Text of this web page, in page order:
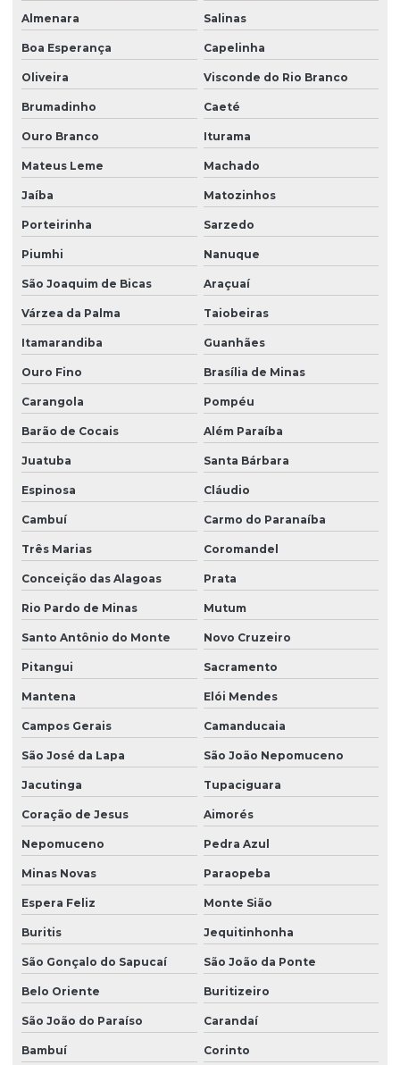
Equipe de plantio de grama especializada em rodovias
Equipe de plantio de grama especializada em taludes
Execução de projeto de paisagismo
Fabricante de árvores nativas
Fabricante de árvores nativas em são paulo
Fabricante de grama esmeralda em são paulo
Fabricante de grama santo agostinho
Fabricante de grama são carlos
Fornecedor de árvores nativas
Fornecedor de árvores nativas em são paulo
Fornecedor de grama batatais
Fornecedor de grama bermuda
Fornecedor de grama bermuda em paraná
Fornecedor de grama para campo de futebol em sp
Fornecedor de grama esmeralda
Fornecedor de grama esmeralda em são paulo
Fornecedor de grama santo agostinho
Fornecedor de grama são carlos
Fornecedor de grama são carlos em paraná
Fornecedor de grama são carlos em são paulo
Fornecedor de plantio de grama
Fornecedor de plantio de grama em paraná
Fornecedor de plantio de grama em são paulo
Grama bermuda para campo de futebol
Grama bermuda para comprar
Grama para campo de futebol preço
Grama para campo de futebol profissional
Grama para campo de futebol society
Grama para campo de golfe
Grama da esmeralda
Almenara Salinas
Boa Esperança Capelinha
Oliveira Visconde do Rio Branco
Brumadinho Caeté
Ouro Branco Iturama
Mateus Leme Machado
Jaíba Matozinhos
Porteirinha Sarzedo
Piumhi Nanuque
São Joaquim de Bicas Araçuaí
Várzea da Palma Taiobeiras
Itamarandiba Guanhães
Ouro Fino Brasília de Minas
Carangola Pompéu
Barão de Cocais Além Paraíba
Juatuba Santa Bárbara
Espinosa Cláudio
Cambuí Carmo do Paranaíba
Três Marias Coromandel
Conceição das Alagoas Prata
Rio Pardo de Minas Mutum
Santo Antônio do Monte Novo Cruzeiro
Pitangui Sacramento
Mantena Elói Mendes
Campos Gerais Camanducaia
São José da Lapa São João Nepomuceno
Jacutinga Tupaciguara
Coração de Jesus Aimorés
Nepomuceno Pedra Azul
Minas Novas Paraopeba
Espera Feliz Monte Sião
Buritis Jequitinhonha
São Gonçalo do Sapucaí São João da Ponte
Belo Oriente Buritizeiro
São João do Paraíso Carandaí
Bambuí Corinto